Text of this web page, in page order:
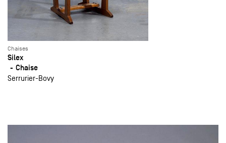
Chaises
Silex
Chaise
Serrurier-Bovy